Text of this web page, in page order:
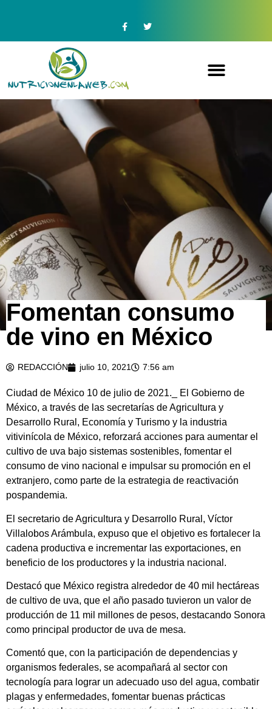
Fomentan consumo
de vino en México
REDACCIÓN julio 10, 2021 7:56 am
Ciudad de México 10 de julio de 2021._ El Gobierno de
México, a través de las secretarías de Agricultura y
Desarrollo Rural, Economía y Turismo y la industria
vitivinícola de México, reforzará acciones para aumentar el
cultivo de uva bajo sistemas sostenibles, fomentar el
consumo de vino nacional e impulsar su promoción en el
extranjero, como parte de la estrategia de reactivación
pospandemia.
El secretario de Agricultura y Desarrollo Rural, Víctor
Villalobos Arámbula, expuso que el objetivo es fortalecer la
cadena productiva e incrementar las exportaciones, en
beneficio de los productores y la industria nacional.
Destacó que México registra alrededor de 40 mil hectáreas
de cultivo de uva, que el año pasado tuvieron un valor de
producción de 11 mil millones de pesos, destacando Sonora
como principal productor de uva de mesa.
Comentó que, con la participación de dependencias y
organismos federales, se acompañará al sector con
tecnología para lograr un adecuado uso del agua, combatir
plagas y enfermedades, fomentar buenas prácticas